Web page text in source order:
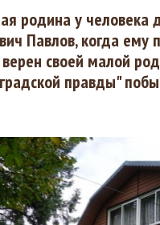
родина у
Павлов, когда ему
верен своей малой
правды"